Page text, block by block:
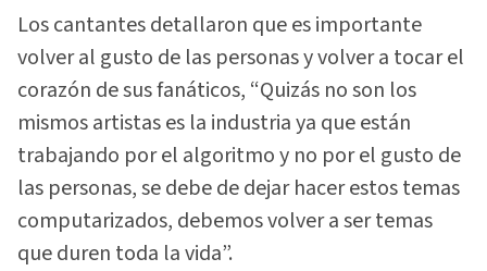
Los cantantes detallaron que es importante
volver al gusto de las personas y volver a tocar el
corazón de sus fanáticos, “Quizás no son los
mismos artistas es la industria ya que están
trabajando por el algoritmo y no por el gusto de
las personas, se debe de dejar hacer estos temas
computarizados, debemos volver a ser temas
que duren toda la vida”.